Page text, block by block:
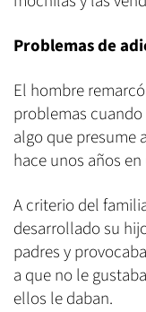
Problemas de
El hombre
problemas
algo que presume
hace unos años
A criterio del
desarrollado su
padres y
a que no le
ellos le daban.